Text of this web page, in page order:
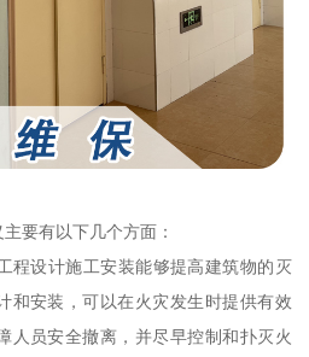
要有以下几个方面：
程设计施工安装能够提高建筑物的灭
和安装，可以在火灾发生时提供有效
人员安全撤离，并尽早控制和扑灭火